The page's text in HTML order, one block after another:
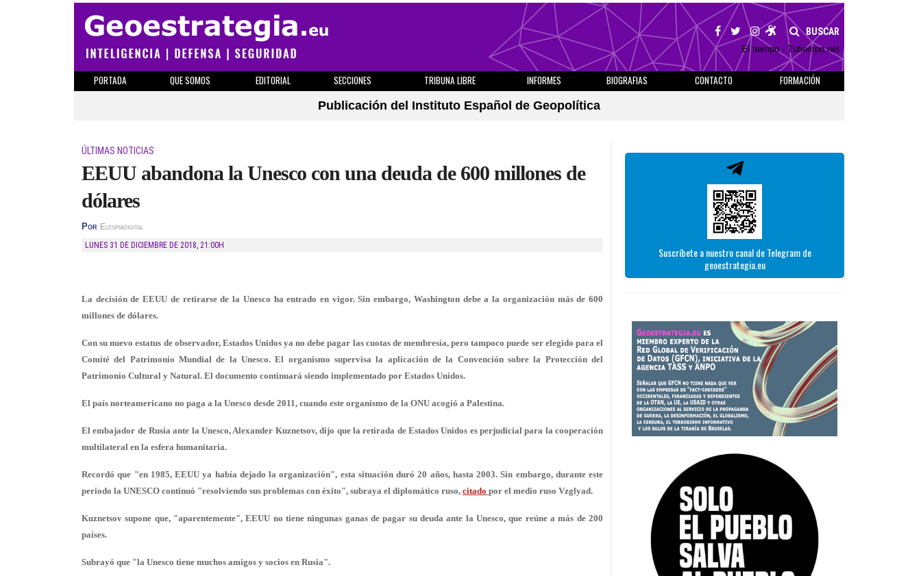
BUSCAR
El tiempo - Tutiempo.net
PORTADA QUE SOMOS EDITORIAL SECCIONES TRIBUNA LIBRE INFORMES BIOGRAFIAS CONTACTO
FORMACIÓN
Publicación del Instituto Español de Geopolítica
ÚLTIMAS NOTICIAS
EEUU abandona la Unesco con una deuda de 600 millones de
dólares
Por Elespiadigital
LUNES 31 DE DICIEMBRE DE 2018, 21:00H
La decisión de EEUU de retirarse de la Unesco ha entrado en vigor. Sin embargo, Washington debe a la organización más de 600
millones de dólares.
Con su nuevo estatus de observador, Estados Unidos ya no debe pagar las cuotas de membresía, pero tampoco puede ser elegido para el
Comité del Patrimonio Mundial de la Unesco. El organismo supervisa la aplicación de la Convención sobre la Protección del
Patrimonio Cultural y Natural. El documento continuará siendo implementado por Estados Unidos.
El país norteamericano no paga a la Unesco desde 2011, cuando este organismo de la ONU acogió a Palestina.
El embajador de Rusia ante la Unesco, Alexander Kuznetsov, dijo que la retirada de Estados Unidos es perjudicial para la cooperación
multilateral en la esfera humanitaria.
Recordó que "en 1985, EEUU ya había dejado la organización", esta situación duró 20 años, hasta 2003. Sin embargo, durante este
periodo la UNESCO continuó "resolviendo sus problemas con éxito", subraya el diplomático ruso, citado por el medio ruso Vzglyad.
Kuznetsov supone que, "aparentemente", EEUU no tiene ningunas ganas de pagar su deuda ante la Unesco, que reúne a más de 200
países.
Subrayó que "la Unesco tiene muchos amigos y socios en Rusia".
Suscríbete a nuestro canal de Telegram de
geoestrategia.eu